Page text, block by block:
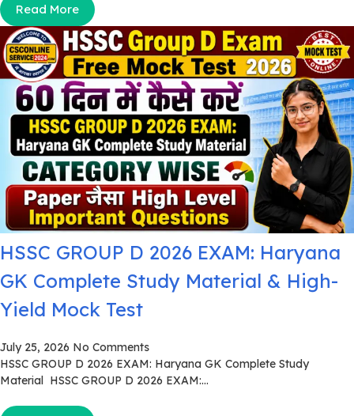
Read More
HSSC GROUP D 2026 EXAM: Haryana
GK Complete Study Material & High-
Yield Mock Test
July 25, 2026 No Comments
HSSC GROUP D 2026 EXAM: Haryana GK Complete Study
Material HSSC GROUP D 2026 EXAM:...